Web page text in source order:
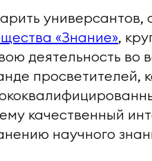
универсантов,
«Знание»,
деятельность во
просветителей,
качественный
научного